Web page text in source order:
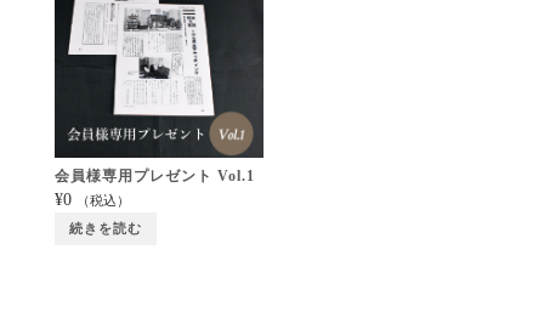
会員様専用プレゼント Vol.1
¥0 （税込）
続きを読む